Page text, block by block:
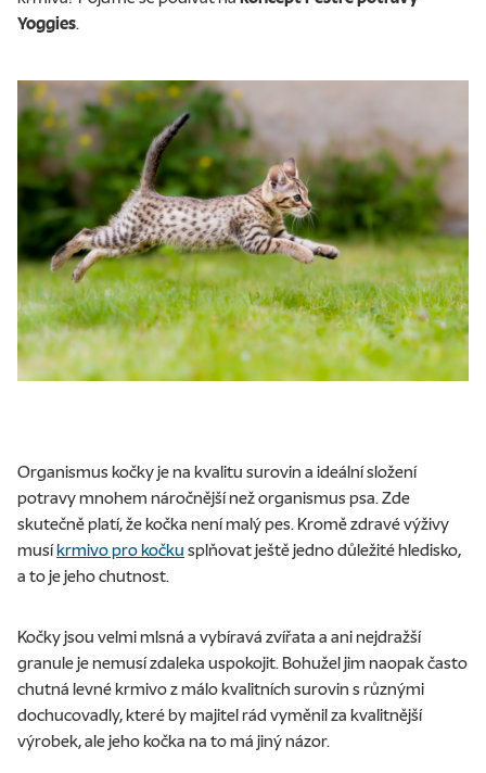
Yoggies.
Organismus kočky je na kvalitu surovin a ideální složení
potravy mnohem náročnější než organismus psa. Zde
skutečně platí, že kočka není malý pes. Kromě zdravé výživy
musíkrmivo pro kočku splňovat ještě jedno důležité hledisko,
a to je jeho chutnost.
Kočky jsou velmi mlsná a vybíravá zvířata a ani nejdražší
granule je nemusí zdaleka uspokojit. Bohužel jim naopak často
chutná levné krmivo z málo kvalitních surovin s různými
dochucovadly, které by majitel rád vyměnil za kvalitnější
výrobek, ale jeho kočka na to má jiný názor.